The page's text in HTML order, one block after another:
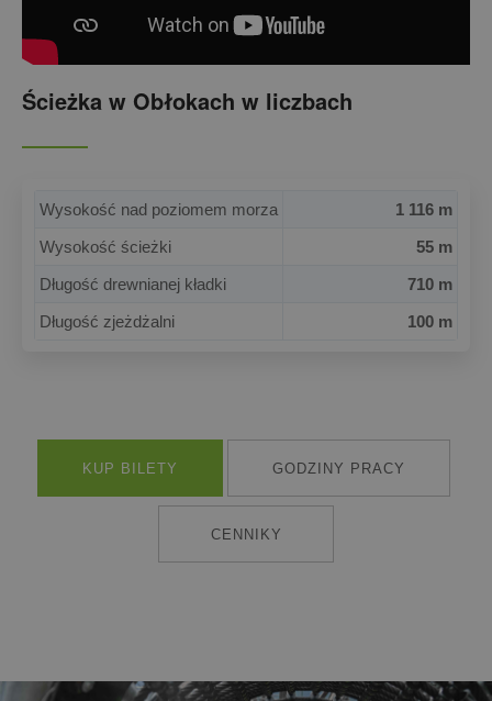
Ścieżka w Obłokach w liczbach
Wysokość nad poziomem morza
1 116 m
Wysokość ścieżki
55 m
Długość drewnianej kładki
710 m
Długość zjeżdżalni
100 m
KUP BILETY GODZINY PRACY
CENNIKY